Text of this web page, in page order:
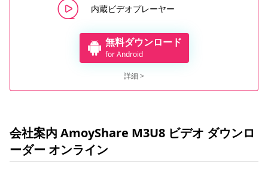
内蔵ビデオプレーヤー
無料ダウンロード
for Android
詳細 >
会社案内 AmoyShare M3U8 ビデオ ダウンロ
ーダー オンライン